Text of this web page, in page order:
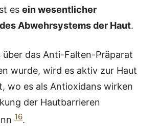
es ein wesentlicher
Abwehrsystems der Haut.
über das Anti-Falten-Präparat
wurde, wird es aktiv zur Haut
wo es als Antioxidans wirken
der Hautbarrieren
16.